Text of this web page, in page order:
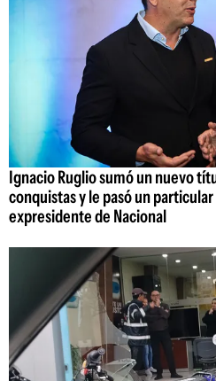
Ignacio Ruglio sumó un nuevo
conquistas y le pasó un
expresidente de Nacional